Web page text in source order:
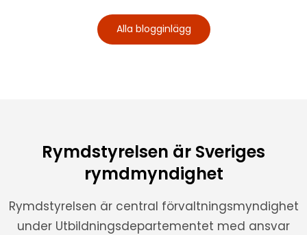
Alla blogginlägg
Rymdstyrelsen är Sveriges
rymdmyndighet
Rymdstyrelsen är central förvaltningsmyndighet
under Utbildningsdepartementet med ansvar